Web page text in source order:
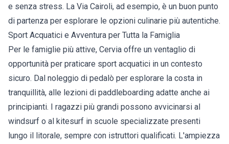
e senza stress. La Via Cairoli, ad esempio, è un buon punto
di partenza per esplorare le opzioni culinarie più autentiche.
Sport Acquatici e Avventura per Tutta la Famiglia
Per le famiglie più attive, Cervia offre un ventaglio di
opportunità per praticare sport acquatici in un contesto
sicuro. Dal noleggio di pedalò per esplorare la costa in
tranquillità, alle lezioni di paddleboarding adatte anche ai
principianti. I ragazzi più grandi possono avvicinarsi al
windsurf o al kitesurf in scuole specializzate presenti
lungo il litorale, sempre con istruttori qualificati. L'ampiezza